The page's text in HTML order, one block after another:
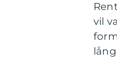
vil